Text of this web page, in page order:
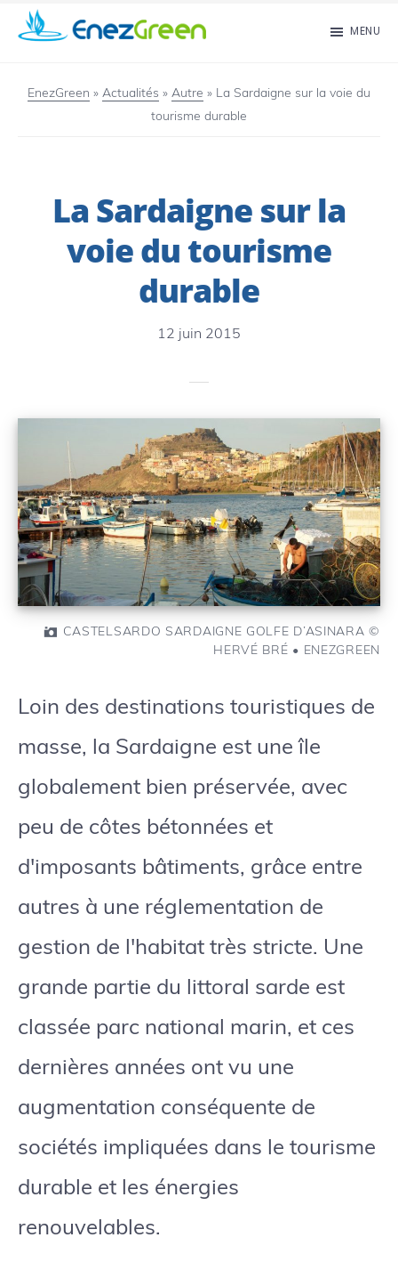
Passer
au
principal
islands
MENU
EnezGreen » Actualités » Autre » La Sardaigne sur la voie du
tourisme durable
La Sardaigne sur la
voie du tourisme
durable
12 juin 2015
CASTELSARDO SARDAIGNE GOLFE D’ASINARA ©
HERVÉ BRÉ • ENEZGREEN
Loin des destinations touristiques de
masse, la Sardaigne est une île
globalement bien préservée, avec
peu de côtes bétonnées et
d'imposants bâtiments, grâce entre
autres à une réglementation de
gestion de l'habitat très stricte. Une
grande partie du littoral sarde est
classée parc national marin, et ces
dernières années ont vu une
augmentation conséquente de
sociétés impliquées dans le tourisme
durable et les énergies
renouvelables.